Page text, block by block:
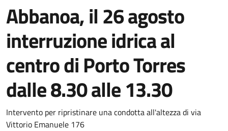
Abbanoa, il 26 agosto
interruzione idrica al
centro di Porto Torres
dalle 8.30 alle 13.30
Dettagli della notizia
Intervento per ripristinare una condotta all'altezza di via
Vittorio Emanuele 176